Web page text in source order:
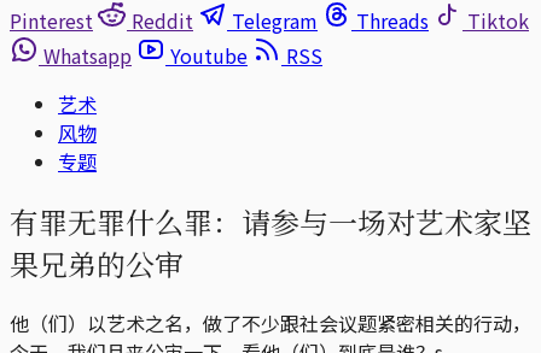
Pinterest
Reddit Telegram Threads
Tiktok
Whatsapp
Youtube
RSS
艺术
风物
专题
有罪无罪什么罪：请参与一场对艺术家坚
果兄弟的公审
他（们）以艺术之名，做了不少跟社会议题紧密相关的行动，